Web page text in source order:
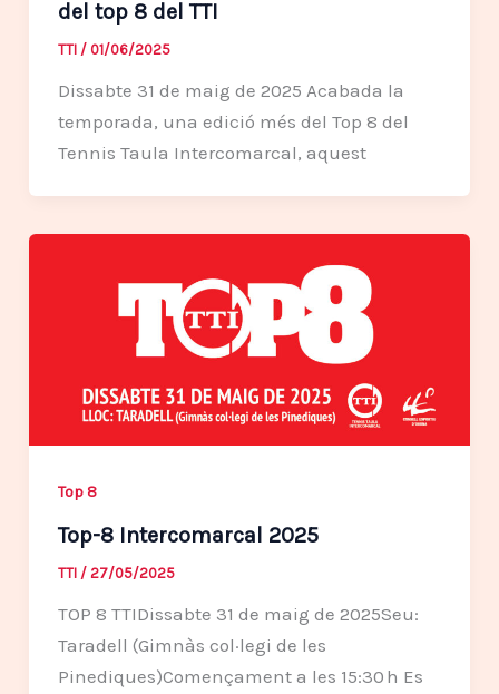
del top 8 del TTI
TTI / 01/06/2025
Dissabte 31 de maig de 2025 Acabada la
temporada, una edició més del Top 8 del
Tennis Taula Intercomarcal, aquest
Top 8
Top-8 Intercomarcal 2025
TTI / 27/05/2025
TOP 8 TTIDissabte 31 de maig de 2025Seu:
Taradell (Gimnàs col·legi de les
Pinediques)Començament a les 15:30 h Es